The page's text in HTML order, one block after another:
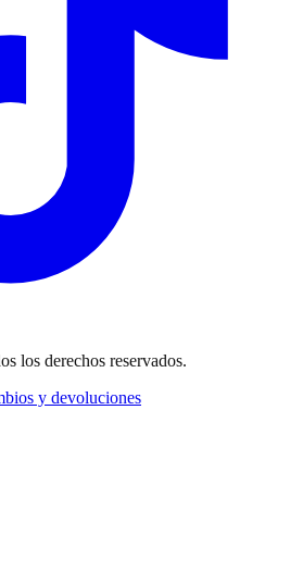
los derechos reservados.
y devoluciones